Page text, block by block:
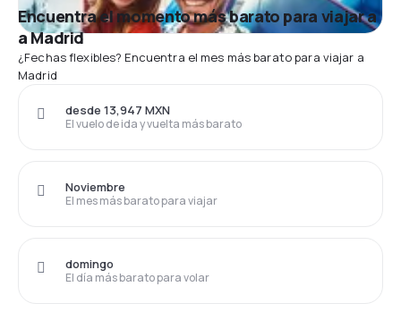
Encuentra el momento más barato para viajar a
a Madrid
¿Fechas flexibles? Encuentra el mes más barato para viajar a
Madrid
El vuelo de ida y vuelta más barato
desde 13,947 MXN
El mes más barato para viajar
Noviembre
El día más barato para volar
domingo